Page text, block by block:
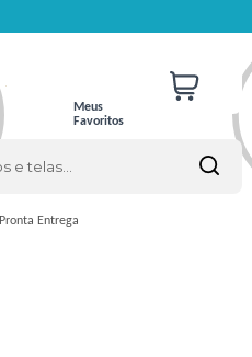
Meus
Favoritos
Pronta Entrega